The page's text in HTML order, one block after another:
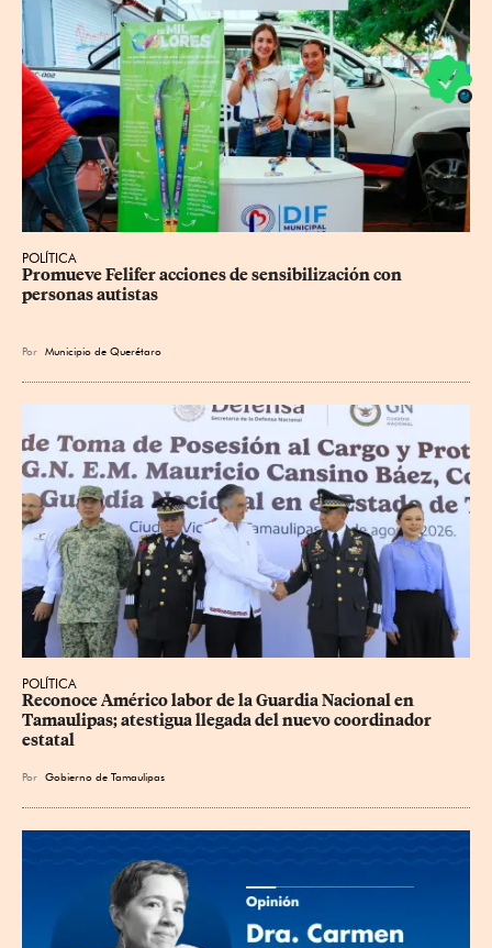
POLÍTICA
Promueve Felifer acciones de sensibilización con
personas autistas
Por Municipio de Querétaro
POLÍTICA
Reconoce Américo labor de la Guardia Nacional en
Tamaulipas; atestigua llegada del nuevo coordinador
estatal
Por Gobierno de Tamaulipas